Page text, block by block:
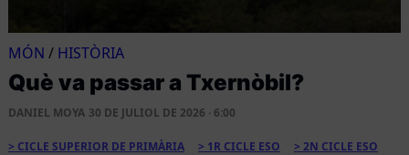
MÓN / HISTÒRIA
Què va passar a Txernòbil?
DANIEL MOYA 30 DE JULIOL DE 2026 · 6:00
CICLE SUPERIOR DE PRIMÀRIA 1R CICLE ESO
2N CICLE ESO